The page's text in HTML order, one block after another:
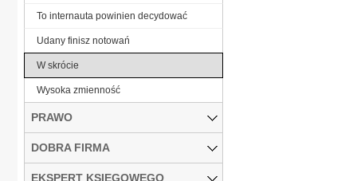
To internauta powinien decydować
Udany finisz notowań
W skrócie
Wysoka zmienność
PRAWO
DOBRA FIRMA
EKSPERT KSIĘGOWEGO